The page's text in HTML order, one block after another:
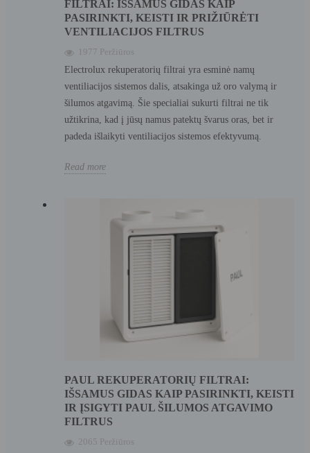
FILTRAI: IŠSAMUS GIDAS KAIP
PASIRINKTI, KEISTI IR PRIŽIŪRĖTI
VENTILIACIJOS FILTRUS
1977 Peržiūros
Electrolux rekuperatorių filtrai yra esminė namų
ventiliacijos sistemos dalis, atsakinga už oro valymą ir
šilumos atgavimą. Šie specialiai sukurti filtrai ne tik
užtikrina, kad į jūsų namus patektų švarus oras, bet ir
padeda išlaikyti ventiliacijos sistemos efektyvumą.
Read more
PAUL REKUPERATORIŲ FILTRAI:
IŠSAMUS GIDAS KAIP PASIRINKTI, KEISTI
IR ĮSIGYTI PAUL ŠILUMOS ATGAVIMO
FILTRUS
2065 Peržiūros